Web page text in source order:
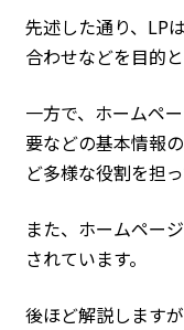
先述した通り、LP
合わせなどを目的
一方で、ホームペ
要などの基本情報
ど多様な役割を担っ
また、ホームペー
されています。
後ほど解説します